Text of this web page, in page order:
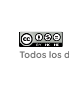
Todos los